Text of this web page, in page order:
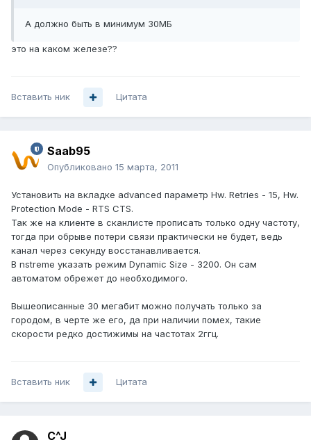
А должно быть в минимум 30МБ
это на каком железе??
Вставить ник Цитата
Saab95
Опубликовано 15 марта, 2011
Установить на вкладке advanced параметр Hw. Retries - 15, Hw.
Protection Mode - RTS CTS.
Так же на клиенте в сканлисте прописать только одну частоту,
тогда при обрыве потери связи практически не будет, ведь
канал через секунду восстанавливается.
В nstreme указать режим Dynamic Size - 3200. Он сам
автоматом обрежет до необходимого.
Вышеописанные 30 мегабит можно получать только за
городом, в черте же его, да при наличии помех, такие
скорости редко достижимы на частотах 2ггц.
Вставить ник Цитата
C^J